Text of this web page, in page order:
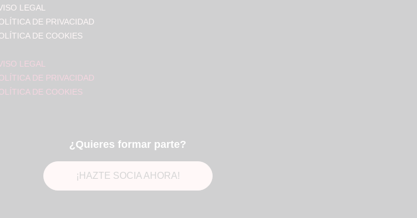
LEGAL
DE PRIVACIDAD
DE COOKIES
LEGAL
DE PRIVACIDAD
DE COOKIES
¿Quieres formar parte?
¡HAZTE SOCIA AHORA!